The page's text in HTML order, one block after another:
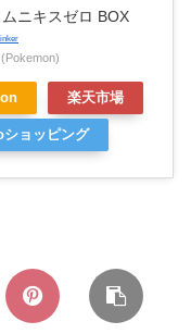
ニキスゼロ BOX
楽天市場
ショッピング